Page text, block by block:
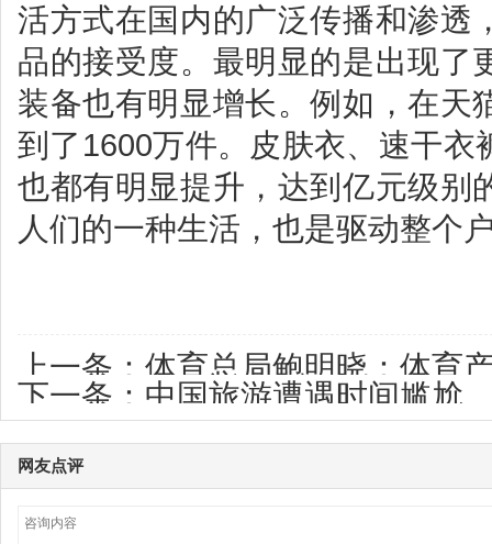
活方式在国内的广泛传播和渗透
品的接受度。最明显的是出现了
装备也有明显增长。例如，在天
到了1600万件。皮肤衣、速干
也都有明显提升，达到亿元级别
人们的一种生活，也是驱动整个
上一条： 体育总局鲍明晓：体育
下一条： 中国旅游遭遇时间尴尬